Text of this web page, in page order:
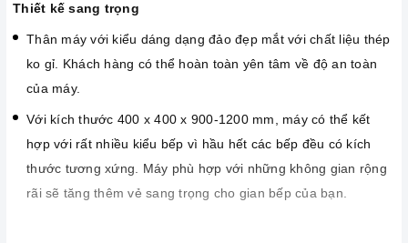
Thiết kế sang trọng
Thân máy với kiểu dáng dạng đảo đẹp mắt với chất liệu thép
ko gỉ. Khách hàng có thể hoàn toàn yên tâm về độ an toàn
của máy.
Với kích thước 400 x 400 x 900-1200 mm, máy có thể kết
hợp với rất nhiều kiểu bếp vì hầu hết các bếp đều có kích
thước tương xứng. Máy phù hợp với những không gian rộng
rãi sẽ tăng thêm vẻ sang trọng cho gian bếp của bạn.